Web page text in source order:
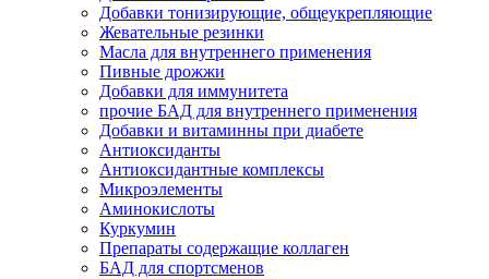
Добавки тонизирующие, общеукрепляющие
Жевательные резинки
Масла для внутреннего применения
Пивные дрожжи
Добавки для иммунитета
прочие БАД для внутреннего применения
Добавки и витаминны при диабете
Антиоксиданты
Антиоксидантные комплексы
Микроэлементы
Аминокислоты
Куркумин
Препараты содержащие коллаген
БАД для спортсменов